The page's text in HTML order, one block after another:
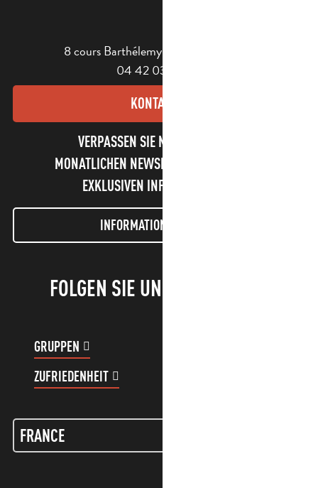
8 cours Barthélemy - 13400 Aubagne
04 42 03 49 98
KONTAKT
VERPASSEN SIE NICHT UNSEREN
MONATLICHEN NEWSLETTER UND UNSERE
EXKLUSIVEN INFORMATIONEN!
INFORMATIONEN LETTER
FOLGEN SIE UNS!
GRUPPEN
ZUFRIEDENHEIT